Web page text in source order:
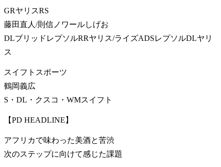
GRヤリスRS
藤田直人/則信ノワールしげお
DLブリッドレプソルRRヤリス/ライズADSレプソルDLヤリ
ス
スイフトスポーツ
鶴岡義広
S・DL・クスコ・WMスイフト
【PD HEADLINE】
アフリカで味わった美酒と苦渋
次のステップに向けて感じた課題